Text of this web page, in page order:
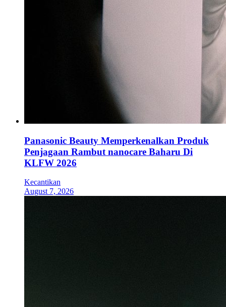
Panasonic Beauty Memperkenalkan Produk
Penjagaan Rambut nanocare Baharu Di
KLFW 2026
Kecantikan
August 7, 2026